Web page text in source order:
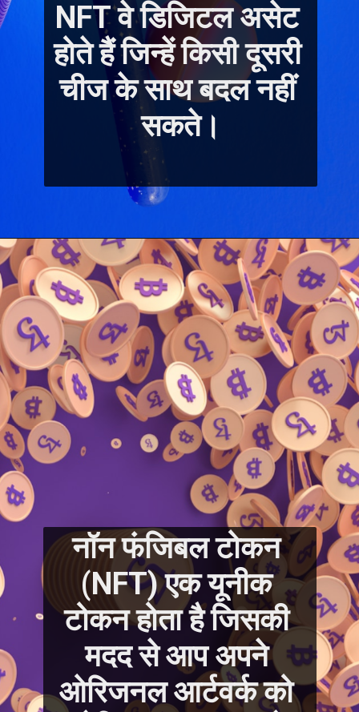
NFT वे डिजिटल असेट
होते हैं जिन्हें किसी दूसरी
चीज के साथ बदल नहीं
सकते।
नॉन फंजिबल टोकन
(NFT) एक यूनीक
टोकन होता है जिसकी
मदद से आप अपने
ओरिजनल आर्टवर्क को